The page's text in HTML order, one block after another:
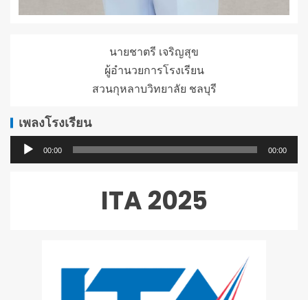
นายชาตรี เจริญสุข
ผู้อำนวยการโรงเรียน
สวนกุหลาบวิทยาลัย ชลบุรี
เพลงโรงเรียน
ตัว
00:00 00:00
ITA 2025